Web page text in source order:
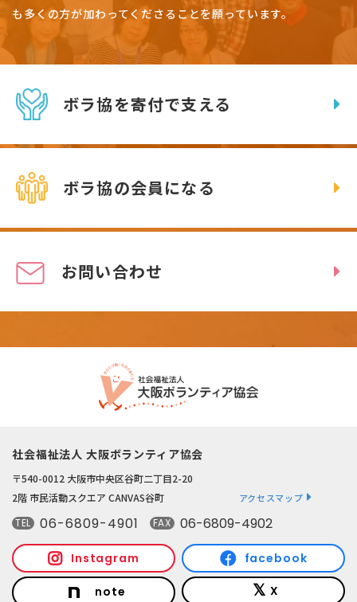
も多くの方が加わってくださることを願っています。
ボラ協を寄付で支える
ボラ協の会員になる
お問い合わせ
社会福祉法人 大阪ボランティア協会
〒540-0012 大阪市中央区谷町二丁目2-20
2階 市民活動スクエア CANVAS谷町
アクセスマップ
TEL 06-6809-4901 FAX 06-6809-4902
Instagram facebook
note X